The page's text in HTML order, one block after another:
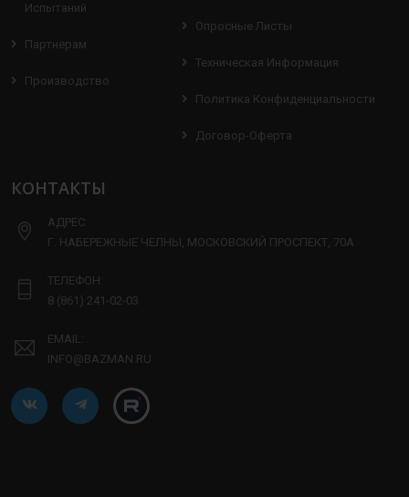
Испытаний
Партнерам
Производство
Опросные Листы
Техническая Информация
Политика Конфиденциальности
Договор-Оферта
КОНТАКТЫ
АДРЕС:
Г. НАБЕРЕЖНЫЕ ЧЕЛНЫ, МОСКОВСКИЙ ПРОСПЕКТ, 70А
ТЕЛЕФОН:
8 (861) 241-02-03
EMAIL:
INFO@BAZMAN.RU